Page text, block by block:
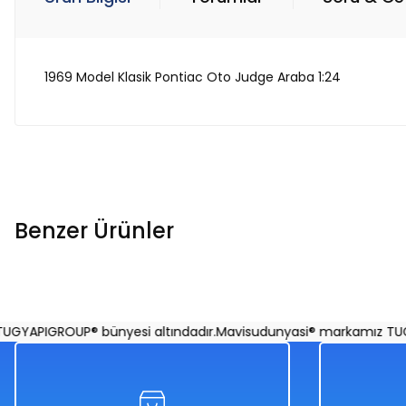
1969 Model Klasik Pontiac Oto Judge Araba 1:24
Benzer Ürünler
1962 Chevrolet Bel Air 1:18 Ölçekli Klasik Araba Turkuaz
bünyesi altındadır.Mavisudunyasi® markamız